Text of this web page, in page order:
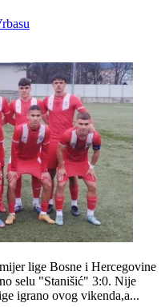
Sarajevu
ligi